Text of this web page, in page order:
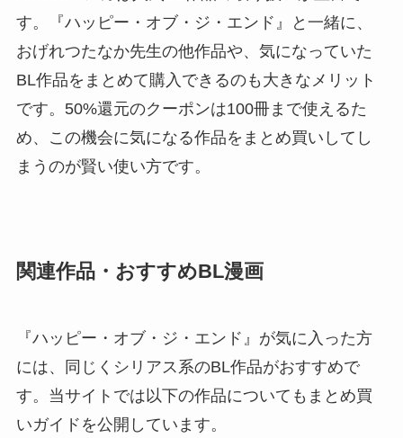
す。『ハッピー・オブ・ジ・エンド』と一緒に、
おげれつたなか先生の他作品や、気になっていた
BL作品をまとめて購入できるのも大きなメリット
です。50%還元のクーポンは100冊まで使えるた
め、この機会に気になる作品をまとめ買いしてし
まうのが賢い使い方です。
関連作品・おすすめBL漫画
『ハッピー・オブ・ジ・エンド』が気に入った方
には、同じくシリアス系のBL作品がおすすめで
す。当サイトでは以下の作品についてもまとめ買
いガイドを公開しています。